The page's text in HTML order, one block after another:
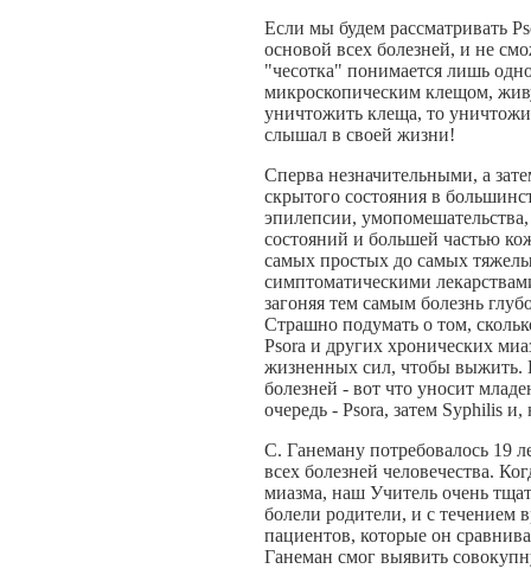
Если мы будем рассматривать
основой всех болезней, и не
"чесотка" понимается лишь
микроскопическим клещом,
уничтожить клеща, то
слышал в своей жизни!
Сперва незначительными, а
скрытого состояния в
эпилепсии,
состояний и большей частью
самых простых до самых
симптоматическими
загоняя тем самым болезнь
Страшно подумать о том,
Psora и других хронических
жизненных сил, чтобы выжить.
болезней - вот что уносит
очередь - Psora, затем Syphilis и,
С. Ганеману потребовалось 19
всех болезней человечества.
миазма, наш Учитель очень
болели родители, и с течением
пациентов, которые он
Ганеман смог выявить